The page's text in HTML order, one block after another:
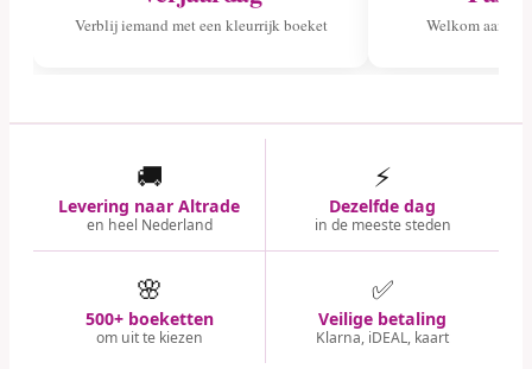
Verblij iemand met een kleurrijk boeket Welkom aan
🚚
Levering naar Altrade
en heel Nederland
⚡
Dezelfde dag
in de meeste steden
🌸
500+ boeketten
om uit te kiezen
✅
Veilige betaling
Klarna, iDEAL, kaart